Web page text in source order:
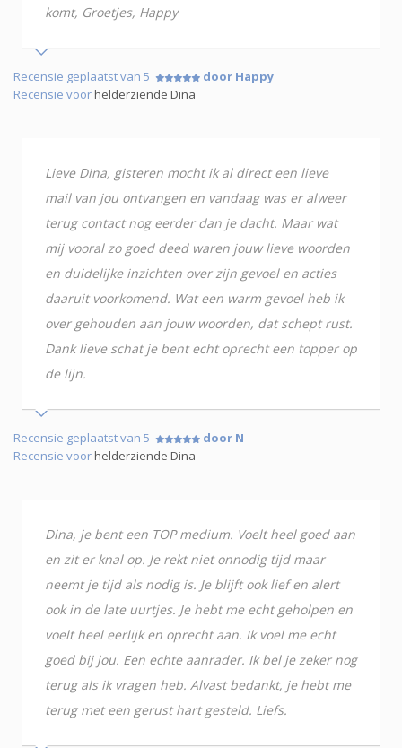
komt, Groetjes, Happy
Recensie geplaatst van 5
door Happy
Recensie voorhelderziende Dina
Lieve Dina, gisteren mocht ik al direct een lieve
mail van jou ontvangen en vandaag was er alweer
terug contact nog eerder dan je dacht. Maar wat
mij vooral zo goed deed waren jouw lieve woorden
en duidelijke inzichten over zijn gevoel en acties
daaruit voorkomend. Wat een warm gevoel heb ik
over gehouden aan jouw woorden, dat schept rust.
Dank lieve schat je bent echt oprecht een topper op
de lijn.
Recensie geplaatst van 5
door N
Recensie voorhelderziende Dina
Dina, je bent een TOP medium. Voelt heel goed aan
en zit er knal op. Je rekt niet onnodig tijd maar
neemt je tijd als nodig is. Je blijft ook lief en alert
ook in de late uurtjes. Je hebt me echt geholpen en
voelt heel eerlijk en oprecht aan. Ik voel me echt
goed bij jou. Een echte aanrader. Ik bel je zeker nog
terug als ik vragen heb. Alvast bedankt, je hebt me
terug met een gerust hart gesteld. Liefs.